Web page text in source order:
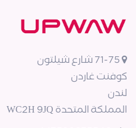
كوفنت غاردن
لندن
المملكة المتحدة WC2H 9JQ